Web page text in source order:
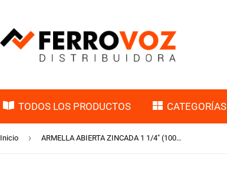
TODOS LOS PRODUCTOS CATEGORÍAS
Inicio › ARMELLA ABIERTA ZINCADA 1 1/4" (100PCS)